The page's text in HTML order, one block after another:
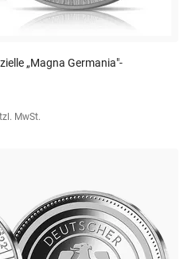
„Magna Germania"-
MwSt.